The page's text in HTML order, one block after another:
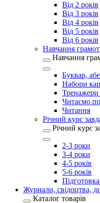
Від 2 років
Від 3 років
Від 4 років
Від 5 років
Від 6 років
Навчання
Навчання
Буквар,
Набори
Тренажери
Читаємо
Читання
Річний курс
Річний курс
2-3 роки
3-4 роки
4-5 років
5-6 років
Журнали, свідоцтва,
Каталог товарів